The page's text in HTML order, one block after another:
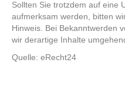
Sollten Sie trotzdem auf eine
aufmerksam werden, bitten
Hinweis. Bei Bekanntwerden
wir derartige Inhalte
Quelle: eRecht24